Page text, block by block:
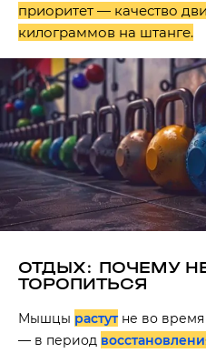
приоритет — качество
килограммов на штанге.
ОТДЫХ: ПОЧЕМУ
ТОРОПИТЬСЯ
Мышцы растутне во время
— в период